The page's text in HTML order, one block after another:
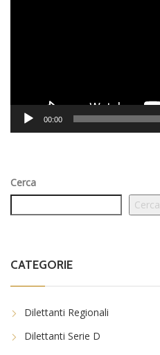
00:00
Cerca
Cerca
CATEGORIE
Dilettanti Regionali
Dilettanti Serie D